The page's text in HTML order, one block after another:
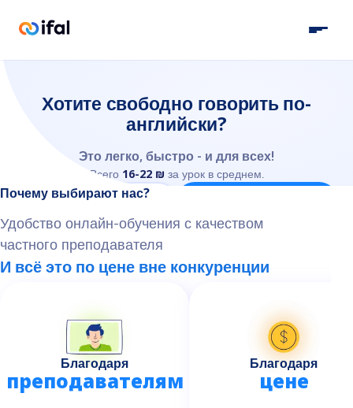
Хотите свободно говорить по-
английски?
Это легко, быстро - и для всех!
Всего 16-22 ₪ за урок в среднем.
Напишите нам в WhatsApp
Почему выбирают нас?
Удобство онлайн-обучения с качеством
частного преподавателя
И всё это по цене вне конкуренции
Благодаря
преподавателям
Благодаря
цене